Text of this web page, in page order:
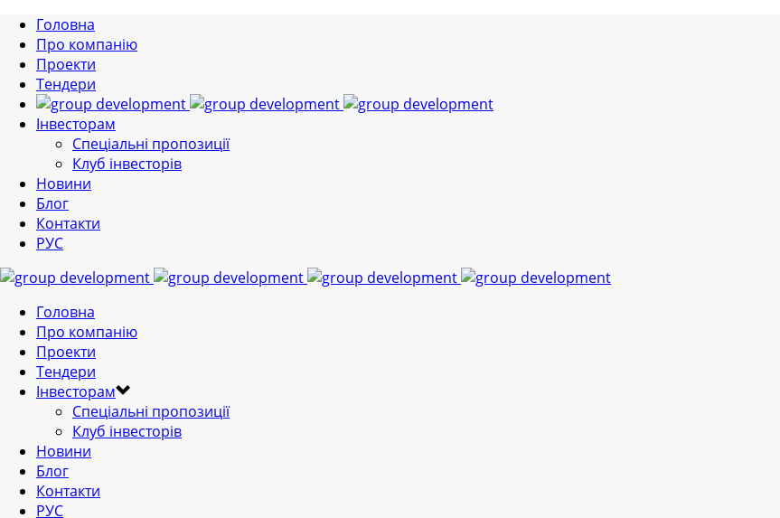
Головна
Про компанію
Проекти
Тендери
Інвесторам
Спеціальні пропозиції
Клуб інвесторів
Новини
Блог
Контакти
РУС
Головна
Про компанію
Проекти
Тендери
Інвесторам
Спеціальні пропозиції
Клуб інвесторів
Новини
Блог
Контакти
РУС